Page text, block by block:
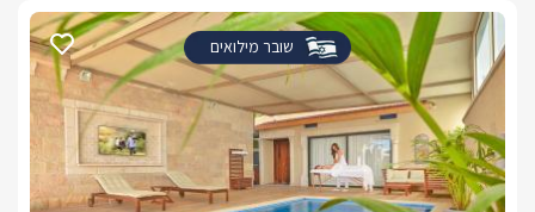
ישיבה מפוארת, מערכת קולנוע ביתית, קמין דו צדדי הפונה לסלון
ענק ומאובזר בכל העולה על דעתכם, מכונת אספרסו חדשה, בר
בריכת פסיפס יוקרתית מחוממת ומקורה באמצעות טכנולוגיה
שובר מילואים